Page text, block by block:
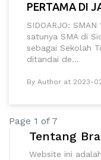
PERTAMA DI
SIDOARJO:
satunya SMA di
sebagai Sekolah
ditandai de...
By Author at 2023-
Page 1 of 7
Tentang
Website ini